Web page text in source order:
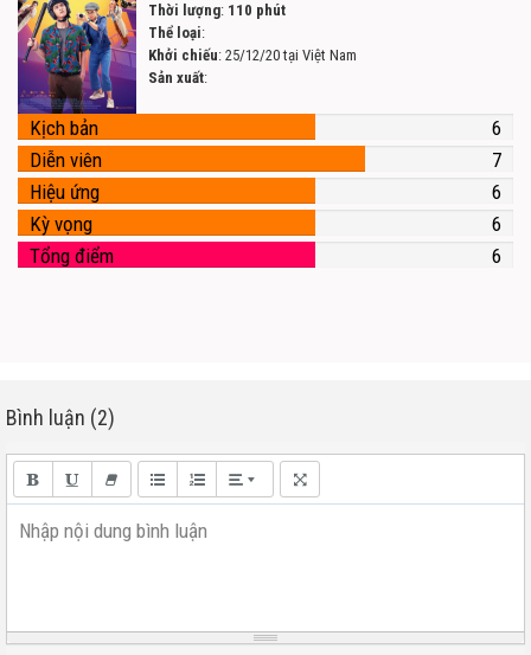
Thời lượng: 110 phút
Thể loại:
Khởi chiếu: 25/12/20 tại Việt Nam
Sản xuất:
Kịch bản
6
Diễn viên
7
Hiệu ứng
6
Kỳ vọng
6
Tổng điểm
6
Bình luận (2)
Nhập nội dung bình luận